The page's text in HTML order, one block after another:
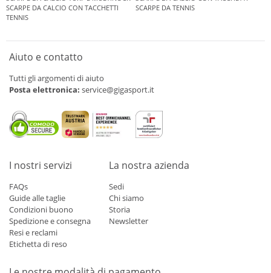
SCARPE DA CALCIO CON TACCHETTI
SCARPE DA TENNIS
TENNIS
Aiuto e contatto
Tutti gli argomenti di aiuto
Posta elettronica: service@gigasport.it
I nostri servizi
FAQs
Guide alle taglie
Condizioni buono
Spedizione e consegna
Resi e reclami
Etichetta di reso
La nostra azienda
Sedi
Chi siamo
Storia
Newsletter